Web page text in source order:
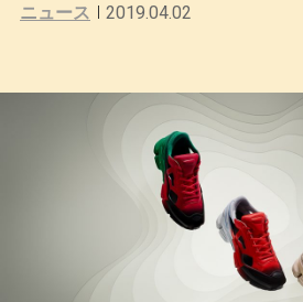
ニュース
2019.04.02